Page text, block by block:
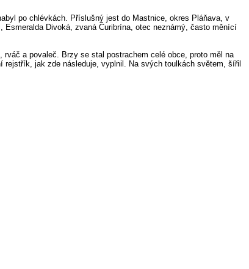
po chlévkách. Příslušný jest do Mastnice, okres Pláňava, v
Divoká, zvaná Čuribrína, otec neznámý, často měnící
rváč a povaleč. Brzy se stal postrachem celé obce, proto měl na
jak zde následuje, vyplnil. Na svých toulkách světem, šířil